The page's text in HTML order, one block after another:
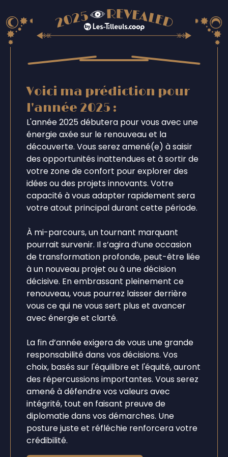
Voici ma prédiction pour
l'année 2025 :
L'année 2025 débutera pour vous avec une
énergie axée sur le renouveau et la
découverte. Vous serez amené(e) à saisir
des opportunités inattendues et à sortir de
votre zone de confort pour explorer des
idées ou des projets innovants. Votre
capacité à vous adapter rapidement sera
votre atout principal durant cette période.
À mi-parcours, un tournant marquant
pourrait survenir. Il s’agira d’une occasion
de transformation profonde, peut-être liée
à un nouveau projet ou à une décision
décisive. En embrassant pleinement ce
renouveau, vous pourrez laisser derrière
vous ce qui ne vous sert plus et avancer
avec énergie et clarté.
La fin d’année exigera de vous une grande
responsabilité dans vos décisions. Vos
choix, basés sur l'équilibre et l'équité, auront
des répercussions importantes. Vous serez
amené à défendre vos valeurs avec
intégrité, tout en faisant preuve de
diplomatie dans vos démarches. Une
posture juste et réfléchie renforcera votre
crédibilité.